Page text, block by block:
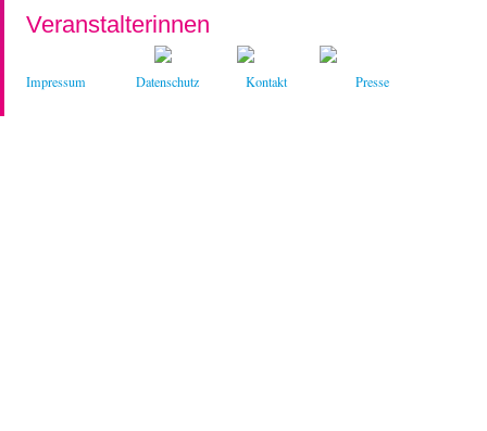
Veranstalterinnen
Impressum Datenschutz Kontakt Presse